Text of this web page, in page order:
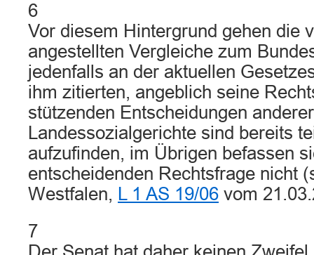
6
Vor diesem Hintergrund gehen die
angestellten Vergleiche zum
jedenfalls an der aktuellen
ihm zitierten, angeblich seine
stützenden Entscheidungen anderer
Landessozialgerichte sind bereits
aufzufinden, im Übrigen befassen
entscheidenden Rechtsfrage nicht
Westfalen, L 1 AS 19/06 vom
7